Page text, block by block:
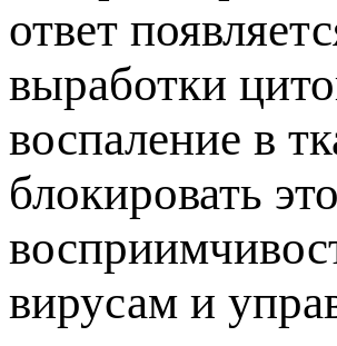
ответ
выработки
воспаление в
блокировать
вирусам и